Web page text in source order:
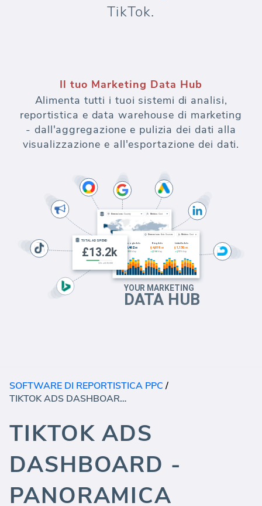
TikTok.
Il tuo Marketing Data Hub
Alimenta tutti i tuoi sistemi di analisi,
reportistica e data warehouse di marketing
- dall'aggregazione e pulizia dei dati alla
visualizzazione e all'esportazione dei dati.
SOFTWARE DI REPORTISTICA PPC/
TIKTOK ADS DASHBOARD - PANORAMICA
TIKTOK ADS
DASHBOARD -
PANORAMICA